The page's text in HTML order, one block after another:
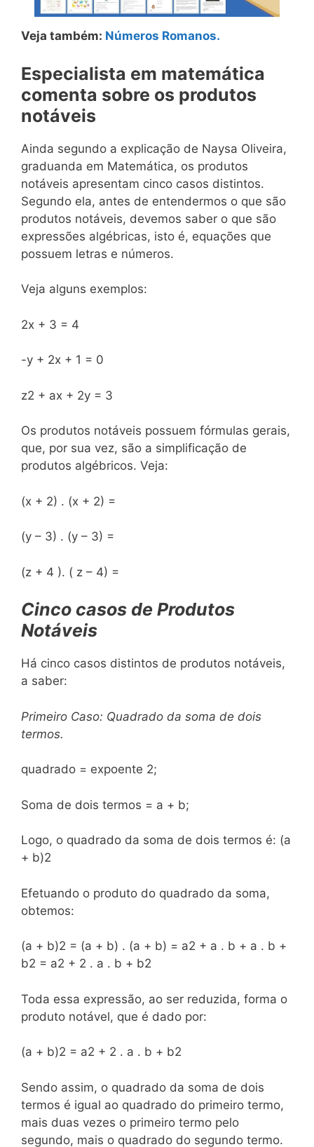
Veja também: Números Romanos.
Especialista em matemática
comenta sobre os produtos
notáveis
Ainda segundo a explicação de Naysa Oliveira,
graduanda em Matemática, os produtos
notáveis apresentam cinco casos distintos.
Segundo ela, antes de entendermos o que são
produtos notáveis, devemos saber o que são
expressões algébricas, isto é, equações que
possuem letras e números.
Veja alguns exemplos:
2x + 3 = 4
-y + 2x + 1 = 0
z2 + ax + 2y = 3
Os produtos notáveis possuem fórmulas gerais,
que, por sua vez, são a simplificação de
produtos algébricos. Veja:
(x + 2) . (x + 2) =
(y – 3) . (y – 3) =
(z + 4 ). ( z – 4) =
Cinco casos de Produtos
Notáveis
Há cinco casos distintos de produtos notáveis,
a saber:
Primeiro Caso: Quadrado da soma de dois
termos.
quadrado = expoente 2;
Soma de dois termos = a + b;
Logo, o quadrado da soma de dois termos é: (a
+ b)2
Efetuando o produto do quadrado da soma,
obtemos:
(a + b)2 = (a + b) . (a + b) = a2 + a . b + a . b +
b2 = a2 + 2 . a . b + b2
Toda essa expressão, ao ser reduzida, forma o
produto notável, que é dado por:
(a + b)2 = a2 + 2 . a . b + b2
Sendo assim, o quadrado da soma de dois
termos é igual ao quadrado do primeiro termo,
mais duas vezes o primeiro termo pelo
segundo, mais o quadrado do segundo termo.